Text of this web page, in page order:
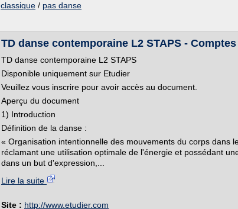
classique / pas danse
TD danse contemporaine L2 STAPS -
TD danse contemporaine L2 STAPS
Disponible uniquement sur Etudier
Veuillez vous inscrire pour avoir accès au document.
Aperçu du document
1) Introduction
Définition de la danse :
« Organisation intentionnelle des mouvements du corps dans
réclamant une utilisation optimale de l'énergie et possédant
dans un but d'expression,...
Lire la suite
Site : http://www.etudier.com